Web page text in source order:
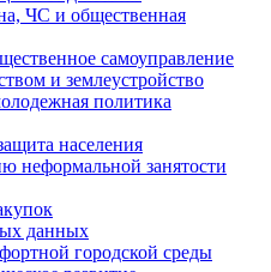
ЧС и общественная
самоуправление
и землеустройство
политика
населения
неформальной занятости
данных
городской среды